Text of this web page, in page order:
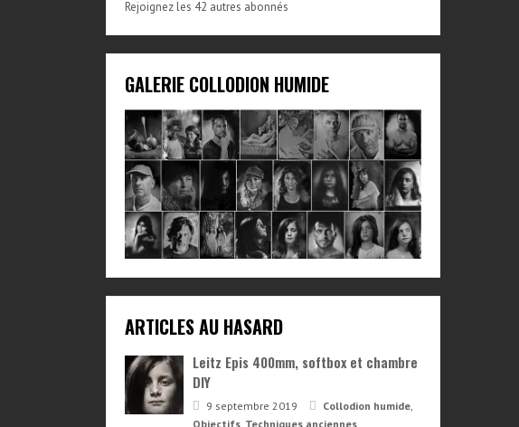
Rejoignez les 42 autres abonnés
GALERIE COLLODION HUMIDE
ARTICLES AU HASARD
Leitz Epis 400mm, softbox et chambre
DIY
9 septembre 2019 Collodion humide,
Objectifs, Techniques anciennes